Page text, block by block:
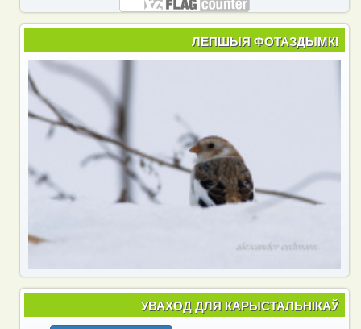
ЛЕПШЫЯ ФОТАЗДЫМКІ
УВАХОД ДЛЯ КАРЫСТАЛЬНІКАЎ